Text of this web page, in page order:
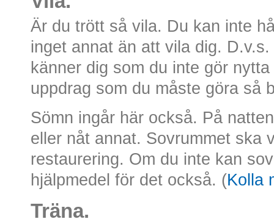
Är du trött så vila. Du kan inte
inget annat än att vila dig. D.v.s.
känner dig som du inte gör
uppdrag som du måste göra så
Sömn ingår här också. På
eller nåt annat. Sovrummet ska
restaurering. Om du inte kan
hjälpmedel för det också. (Kolla
Träna.